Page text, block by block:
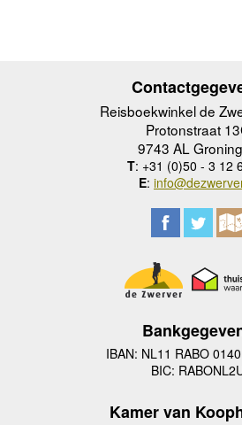
Reisboekwinkel de
Protonstraat
9743 AL
T: +31 (0)50 - 3 12
E:
IBAN: NL11 RABO
BIC:
Kamer van